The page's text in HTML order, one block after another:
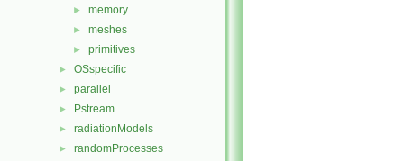
► memory
► meshes
► primitives
► OSspecific
► parallel
► Pstream
► radiationModels
► randomProcesses